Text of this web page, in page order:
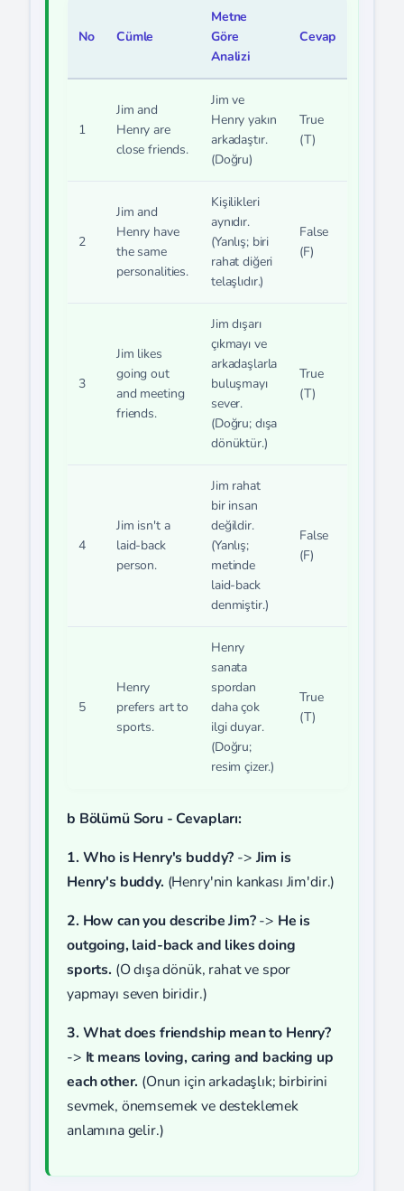
No Cümle
Metne
Göre
Analizi
Cevap
1
Jim and
Henry are
close friends.
Jim ve
Henry yakın
arkadaştır.
(Doğru)
True
(T)
2
Jim and
Henry have
the same
personalities.
Kişilikleri
aynıdır.
(Yanlış; biri
rahat diğeri
telaşlıdır.)
False
(F)
3
Jim likes
going out
and meeting
friends.
Jim dışarı
çıkmayı ve
arkadaşlarla
buluşmayı
sever.
(Doğru; dışa
dönüktür.)
True
(T)
4
Jim isn't a
laid-back
person.
Jim rahat
bir insan
değildir.
(Yanlış;
metinde
laid-back
denmiştir.)
False
(F)
5
Henry
prefers art to
sports.
Henry
sanata
spordan
daha çok
ilgi duyar.
(Doğru;
resim çizer.)
True
(T)
b Bölümü Soru - Cevapları:
1. Who is Henry's buddy? -> Jim is
Henry's buddy. (Henry'nin kankası Jim'dir.)
2. How can you describe Jim?-> He is
outgoing, laid-back and likes doing
sports. (O dışa dönük, rahat ve spor
yapmayı seven biridir.)
3. What does friendship mean to Henry?
-> It means loving, caring and backing up
each other. (Onun için arkadaşlık; birbirini
sevmek, önemsemek ve desteklemek
anlamına gelir.)